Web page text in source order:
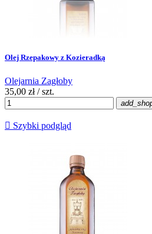
Olej Rzepakowy z Kozieradką
Olejarnia Zagłoby
35,00 zł / szt.
 Szybki podgląd